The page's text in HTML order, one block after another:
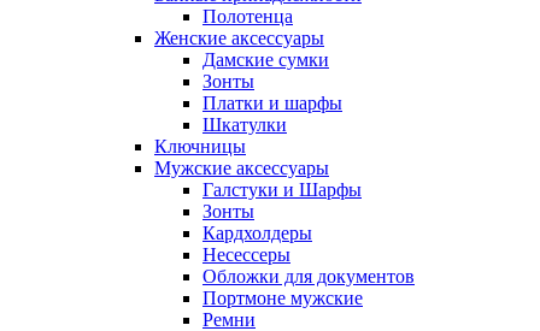
Полотенца
Женские аксессуары
Дамские сумки
Зонты
Платки и шарфы
Шкатулки
Ключницы
Мужские аксессуары
Галстуки и Шарфы
Зонты
Кардхолдеры
Несессеры
Обложки для документов
Портмоне мужские
Ремни